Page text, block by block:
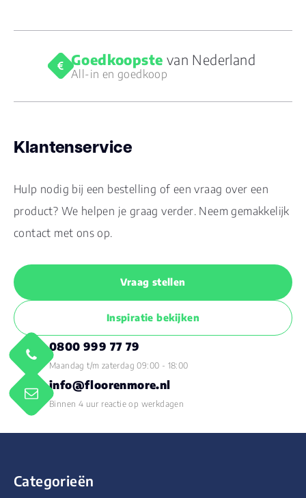
Goedkoopste van Nederland
All-in en goedkoop
Klantenservice
Hulp nodig bij een bestelling of een vraag over een
product? We helpen je graag verder. Neem gemakkelijk
contact met ons op.
Vraag stellen
Inspiratie bekijken
0800 999 77 79
Maandag t/m zaterdag 09:00 - 18:00
info@floorenmore.nl
Binnen 4 uur reactie op werkdagen
Categorieën